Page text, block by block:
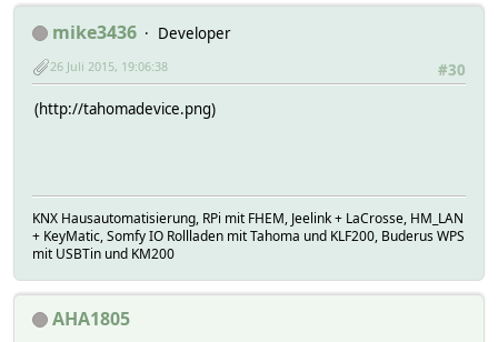
mike3436
Developer
#30
26 Juli 2015, 19:06:38
(http://tahomadevice.png)
KNX Hausautomatisierung, RPi mit FHEM, Jeelink + LaCrosse, HM_LAN
+ KeyMatic, Somfy IO Rollladen mit Tahoma und KLF200, Buderus WPS
mit USBTin und KM200
AHA1805